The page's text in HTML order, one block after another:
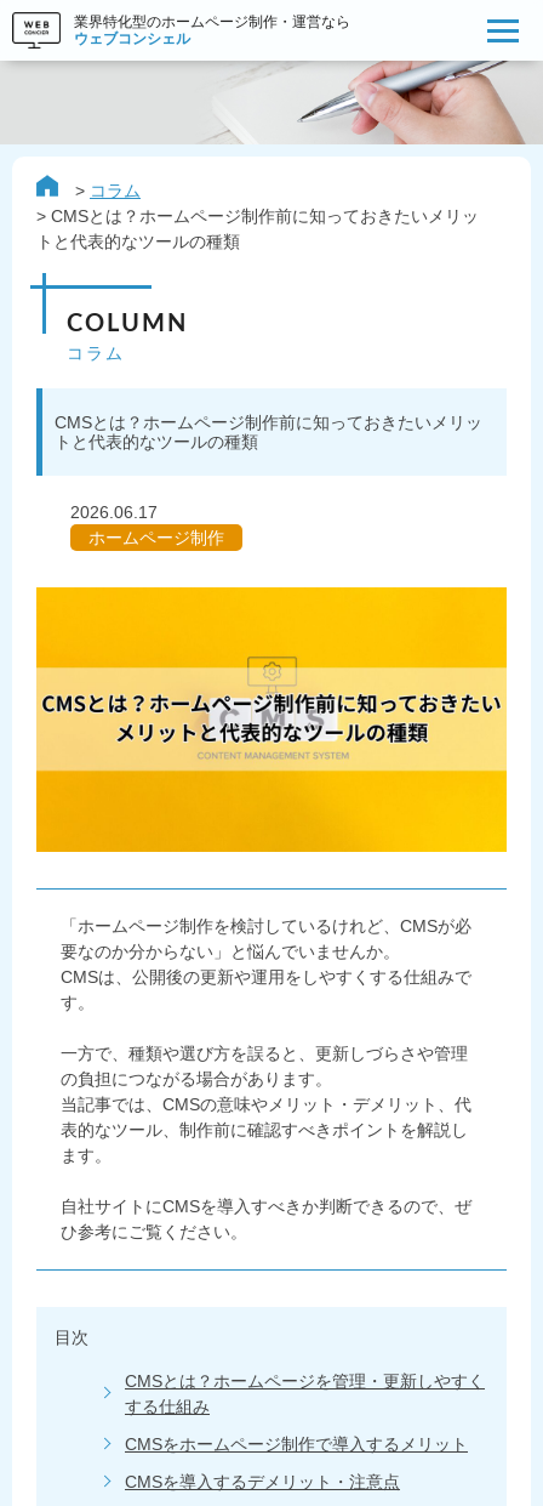
業界特化型のホームページ制作・運営なら
ウェブコンシェル
コラム
CMSとは？ホームページ制作前に知っておきたいメリッ
トと代表的なツールの種類
COLUMN
コラム
CMSとは？ホームページ制作前に知っておきたいメリッ
トと代表的なツールの種類
2026.06.17
ホームページ制作
「ホームページ制作を検討しているけれど、CMSが必
要なのか分からない」と悩んでいませんか。
CMSは、公開後の更新や運用をしやすくする仕組みで
す。
一方で、種類や選び方を誤ると、更新しづらさや管理
の負担につながる場合があります。
当記事では、CMSの意味やメリット・デメリット、代
表的なツール、制作前に確認すべきポイントを解説し
ます。
自社サイトにCMSを導入すべきか判断できるので、ぜ
ひ参考にご覧ください。
目次
CMSとは？ホームページを管理・更新しやすく
する仕組み
CMSをホームページ制作で導入するメリット
CMSを導入するデメリット・注意点